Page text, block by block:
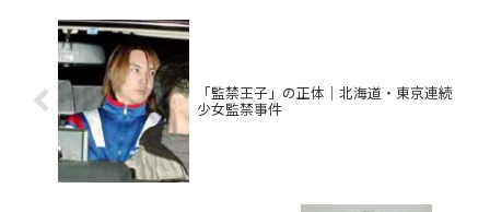
「監禁王子」の正体｜北海道・東京連続
少女監禁事件